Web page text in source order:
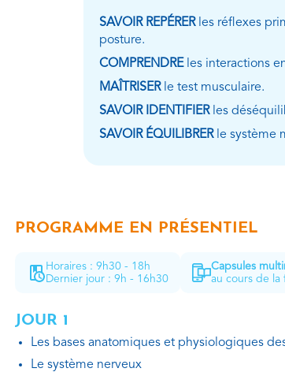
SAVOIR REPÉRERles réflexes
posture.
COMPRENDREles interactions
MAÎTRISERle test musculaire.
SAVOIR IDENTIFIERles
SAVOIR ÉQUILIBRERle système
PROGRAMME EN PRÉSENTIEL
Horaires : 9h30 - 18h
Dernier jour : 9h - 16h30
Capsules
au cours de la
JOUR 1
Les bases anatomiques et physiologiques
Le système nerveux